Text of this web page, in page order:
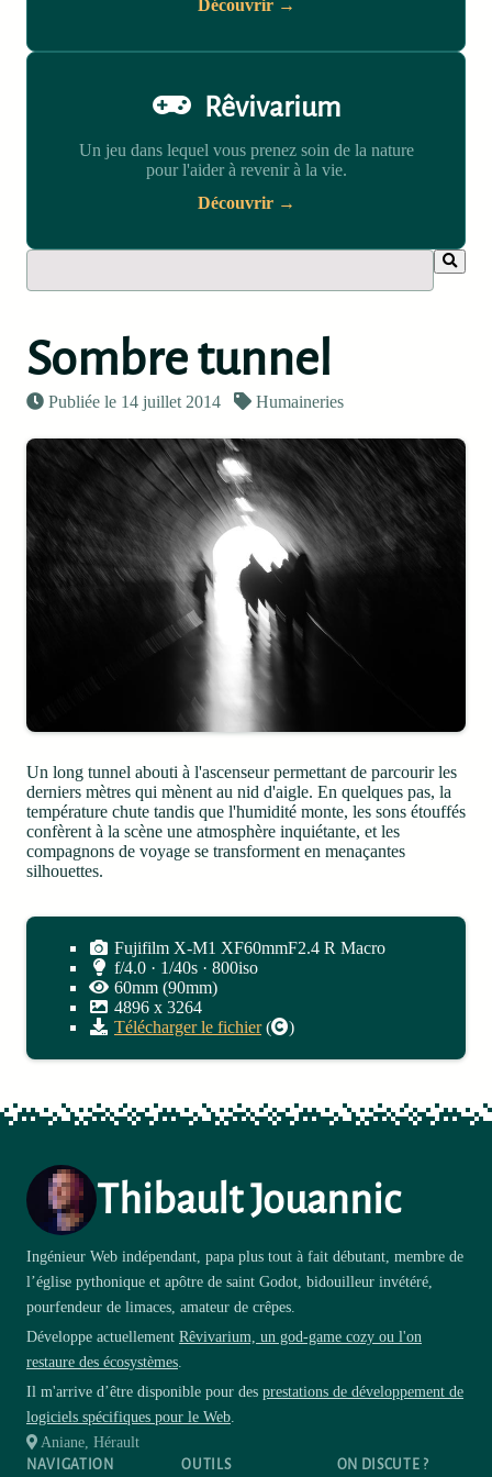
Découvrir →
Rêvivarium
Un jeu dans lequel vous prenez soin de la nature
pour l'aider à revenir à la vie.
Découvrir →
Sombre tunnel
Publiée le 14 juillet 2014 Humaineries
Un long tunnel abouti à l'ascenseur permettant de parcourir les
derniers mètres qui mènent au nid d'aigle. En quelques pas, la
température chute tandis que l'humidité monte, les sons étouffés
confèrent à la scène une atmosphère inquiétante, et les
compagnons de voyage se transforment en menaçantes
silhouettes.
Fujifilm X-M1 XF60mmF2.4 R Macro
f/4.0 · 1/40s · 800iso
60mm (90mm)
4896 x 3264
Télécharger le fichier( )
Thibault Jouannic
Ingénieur Web indépendant, papa plus tout à fait débutant, membre de
l’église pythonique et apôtre de saint Godot, bidouilleur invétéré,
pourfendeur de limaces, amateur de crêpes.
Développe actuellement Rêvivarium, un god-game cozy ou l'on
restaure des écosystèmes
Il m'arrive d’être disponible pour des prestations de développement de
logiciels spécifiques pour le Web
Aniane, Hérault
NAVIGATION OUTILS ON DISCUTE ?